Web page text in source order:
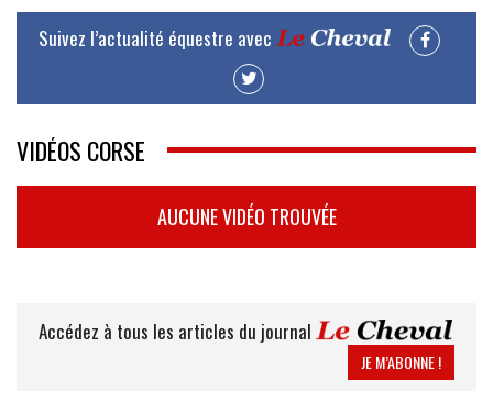
Suivez l’actualité équestre avec
VIDÉOS CORSE
AUCUNE VIDÉO TROUVÉE
Accédez à tous les articles du journal
JE M’ABONNE !